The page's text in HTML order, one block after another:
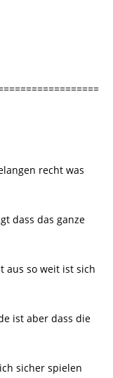
recht was
dass das ganze
aus so weit ist sich
ist aber dass die
sicher spielen